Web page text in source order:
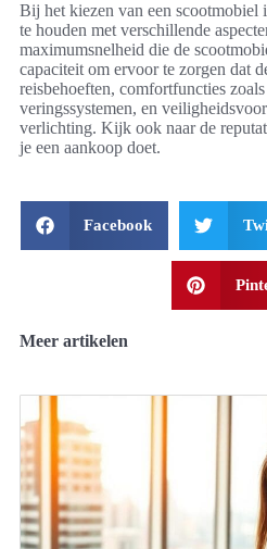
Bij het kiezen van een scootmobiel
te houden met verschillende
maximumsnelheid die de
capaciteit om ervoor te zorgen dat
reisbehoeften, comfortfuncties
veringssystemen, en
verlichting. Kijk ook naar de
je een aankoop doet.
Facebook
Meer artikelen